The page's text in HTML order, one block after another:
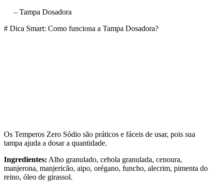
– Tampa Dosadora
# Dica Smart: Como funciona a Tampa Dosadora?
Os Temperos Zero Sódio são práticos e fáceis de usar, pois sua
tampa ajuda a dosar a quantidade.
Ingredientes: Alho granulado, cebola granulada, cenoura,
manjerona, manjericão, aipo, orégano, funcho, alecrim, pimenta do
reino, óleo de girassol.